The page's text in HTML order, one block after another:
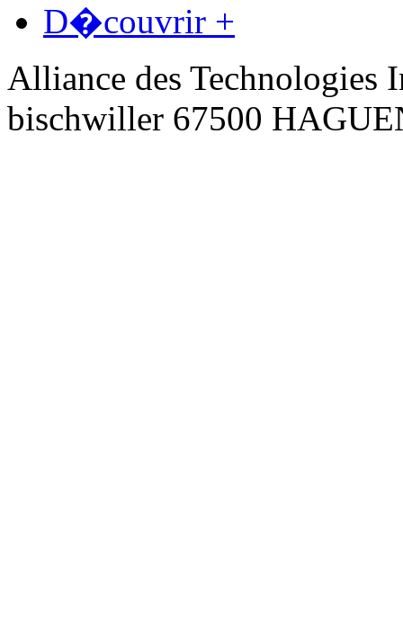
D�couvrir +
Alliance des Technologies
bischwiller 67500